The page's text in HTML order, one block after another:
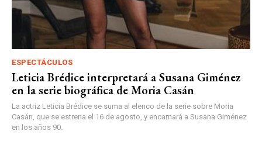
ESPECTÁCULOS
Leticia Brédice interpretará a Susana Giménez
en la serie biográfica de Moria Casán
La actriz Leticia Brédice se suma al elenco de la serie sobre Moria
Casán, que se estrena el 16 de agosto, y encarnará a Susana Giménez
en los años 90.